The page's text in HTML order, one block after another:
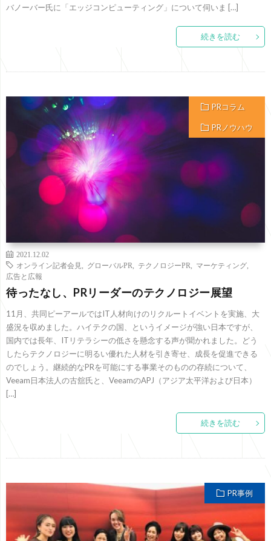
バノーバー氏に「エッジコンピューティング」について伺いま […]
続きを読む
PRコラム
PRノウハウ
2021.12.02
オンライン記者会見
グローバルPR テクノロジーPR マーケティング
広告と広報
待ったなし、PRリーダーのテクノロジー展望
11月、共同ピーアールではIT人材向けのリクルートイベントを実施、大
盛況を収めました。ハイテクの国、というイメージが強い日本ですが、
国内では長年、ITリテラシーの低さを懸念する声が聞かれました。どう
したらテクノロジーに明るい優れた人材を引き寄せ、成長を促進できる
のでしょう。継続的なPRを可能にする事業そのものの存続について、
Veeam日本法人の古舘氏と、VeeamのAPJ（アジア太平洋および日本）
[…]
続きを読む
PR事例